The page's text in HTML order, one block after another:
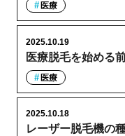
医療
医療脱毛を始める
2025.10.19
医療
レーザー脱毛機の
2025.10.18